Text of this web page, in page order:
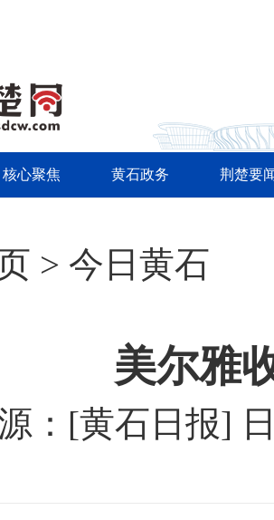
核心聚焦 黄石政务 荆楚要
> 今日黄石
美尔雅
：[黄石日报​​]